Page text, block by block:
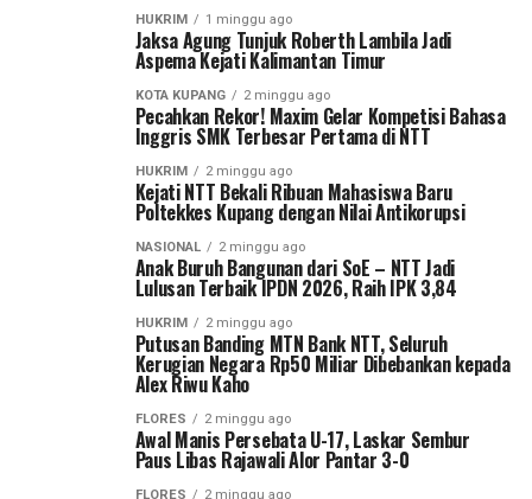
HUKRIM 1 minggu ago
Jaksa Agung Tunjuk Roberth Lambila Jadi
Aspema Kejati Kalimantan Timur
KOTA KUPANG 2 minggu ago
Pecahkan Rekor! Maxim Gelar Kompetisi Bahasa
Inggris SMK Terbesar Pertama di NTT
HUKRIM 2 minggu ago
Kejati NTT Bekali Ribuan Mahasiswa Baru
Poltekkes Kupang dengan Nilai Antikorupsi
NASIONAL 2 minggu ago
Anak Buruh Bangunan dari SoE – NTT Jadi
Lulusan Terbaik IPDN 2026, Raih IPK 3,84
HUKRIM 2 minggu ago
Putusan Banding MTN Bank NTT, Seluruh
Kerugian Negara Rp50 Miliar Dibebankan kepada
Alex Riwu Kaho
FLORES 2 minggu ago
Awal Manis Persebata U-17, Laskar Sembur
Paus Libas Rajawali Alor Pantar 3-0
FLORES 2 minggu ago